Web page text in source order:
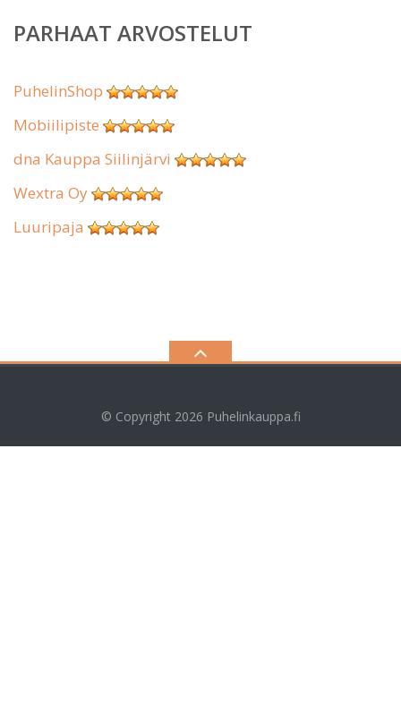
PARHAAT ARVOSTELUT
PuhelinShop
Mobiilipiste
dna Kauppa Siilinjärvi
Wextra Oy
Luuripaja
© Copyright 2026 Puhelinkauppa.fi